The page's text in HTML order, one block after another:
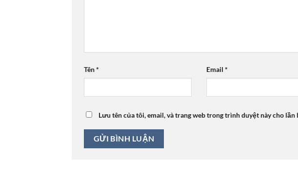
Tên* Email *
Lưu tên của tôi, email, và trang web trong trình duyệt này cho